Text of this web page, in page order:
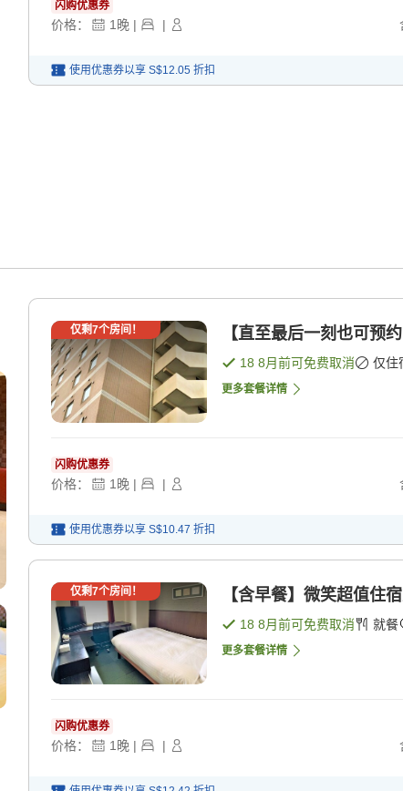
闪购优惠券
价格： 1 晚 | |
使用优惠券以享 S$12.05 折扣
仅剩7个房间！ 【直至最后一刻也可预
18 8月前可免费取消 仅住
更多套餐详情
闪购优惠券
价格： 1 晚 | |
使用优惠券以享 S$10.47 折扣
仅剩7个房间！ 【含早餐】微笑超值住
18 8月前可免费取消 就餐
更多套餐详情
闪购优惠券
价格： 1 晚 | |